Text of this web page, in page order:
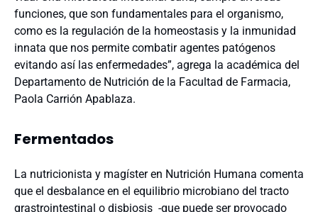
funciones, que son fundamentales para el organismo,
como es la regulación de la homeostasis y la inmunidad
innata que nos permite combatir agentes patógenos
evitando así las enfermedades”, agrega la académica del
Departamento de Nutrición de la Facultad de Farmacia,
Paola Carrión Apablaza.
Fermentados
La nutricionista y magíster en Nutrición Humana comenta
que el desbalance en el equilibrio microbiano del tracto
grastrointestinal o disbiosis -que puede ser provocado